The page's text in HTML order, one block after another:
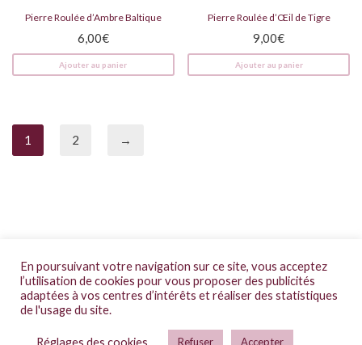
Pierre Roulée d’Ambre Baltique
6,00€
Ajouter au panier
Pierre Roulée d’Œil de Tigre
9,00€
Ajouter au panier
1 2 →
Mentions légales
FAQs
Politique de confidentialité
En poursuivant votre navigation sur ce site, vous acceptez
l’utilisation de cookies pour vous proposer des publicités
adaptées à vos centres d’intérêts et réaliser des statistiques
de l'usage du site.
Réglages des cookies Refuser Accepter